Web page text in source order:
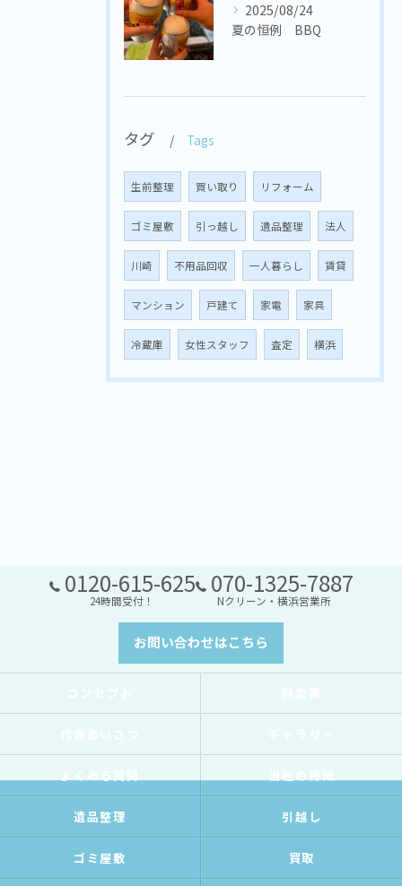
2025/08/24
夏の恒例 BBQ
タグ Tags
生前整理 買い取り リフォーム
ゴミ屋敷 引っ越し 遺品整理 法人
川崎 不用品回収 一人暮らし 賃貸
マンション 戸建て 家電 家具
冷蔵庫 女性スタッフ 査定 横浜
0120-615-625
24時間受付！
070-1325-7887
Nクリーン・横浜営業所
お問い合わせはこちら
遺品整理 引越し
ゴミ屋敷 買取